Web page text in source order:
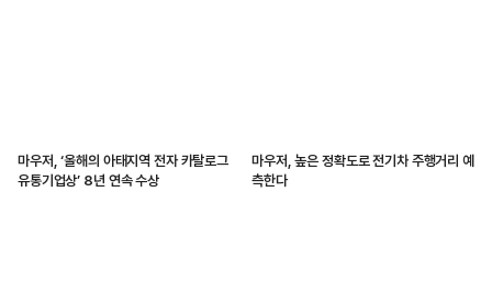
마우저, ‘올해의 아태지역 전자 카탈로그
유통기업상’ 8년 연속 수상
마우저, 높은 정확도로 전기차 주행거리 예
측한다